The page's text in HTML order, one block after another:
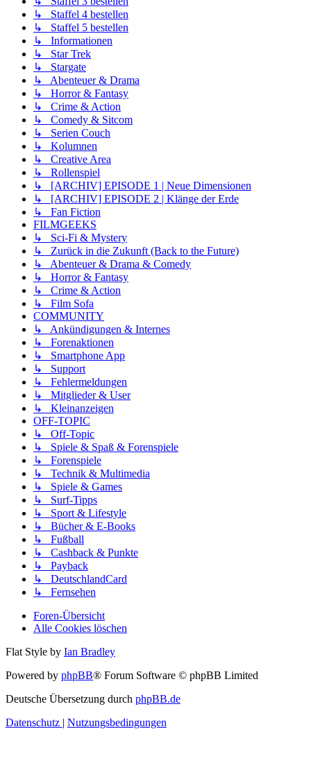
↳ Staffel 4 bestellen
↳ Staffel 5 bestellen
↳ Informationen
↳ Star Trek
↳ Stargate
↳ Abenteuer & Drama
↳ Horror & Fantasy
↳ Crime & Action
↳ Comedy & Sitcom
↳ Serien Couch
↳ Kolumnen
↳ Creative Area
↳ Rollenspiel
↳ [ARCHIV] EPISODE 1 | Neue Dimensionen
↳ [ARCHIV] EPISODE 2 | Klänge der Erde
↳ Fan Fiction
FILMGEEKS
↳ Sci-Fi & Mystery
↳ Zurück in die Zukunft (Back to the Future)
↳ Abenteuer & Drama & Comedy
↳ Horror & Fantasy
↳ Crime & Action
↳ Film Sofa
COMMUNITY
↳ Ankündigungen & Internes
↳ Forenaktionen
↳ Smartphone App
↳ Support
↳ Fehlermeldungen
↳ Mitglieder & User
↳ Kleinanzeigen
OFF-TOPIC
↳ Off-Topic
↳ Spiele & Spaß & Forenspiele
↳ Forenspiele
↳ Technik & Multimedia
↳ Spiele & Games
↳ Surf-Tipps
↳ Sport & Lifestyle
↳ Bücher & E-Books
↳ Fußball
↳ Cashback & Punkte
↳ Payback
↳ DeutschlandCard
↳ Fernsehen
Foren-Übersicht
Alle Cookies löschen
Flat Style by Ian Bradley
Powered by phpBB® Forum Software © phpBB Limited
Deutsche Übersetzung durch phpBB.de
Datenschutz
Nutzungsbedingungen